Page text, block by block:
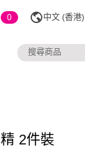
0 中文 (香港)
2件裝